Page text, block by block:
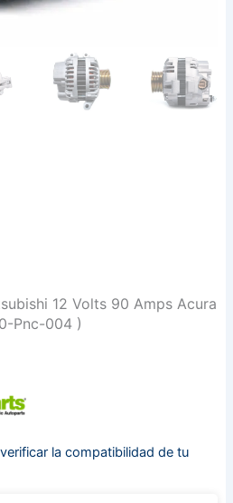
12 Volts 90 Amps Acura
Pnc-004 )
la compatibilidad de tu